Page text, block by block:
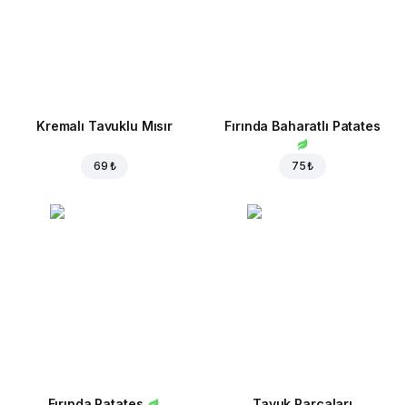
Kremalı Tavuklu Mısır
69 ₺
Fırında Baharatlı Patates
75 ₺